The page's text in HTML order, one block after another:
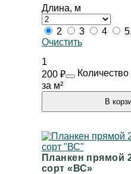
Длина, м
2 3 4
Очистить
1
200 ₽
за м²
В
Планкен прямой
сорт «ВС»